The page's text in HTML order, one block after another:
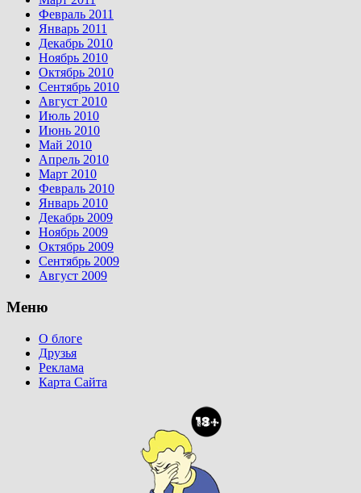
Февраль 2011
Январь 2011
Декабрь 2010
Ноябрь 2010
Октябрь 2010
Сентябрь 2010
Август 2010
Июль 2010
Июнь 2010
Май 2010
Апрель 2010
Март 2010
Февраль 2010
Январь 2010
Декабрь 2009
Ноябрь 2009
Октябрь 2009
Сентябрь 2009
Август 2009
Меню
О блоге
Друзья
Реклама
Карта Сайта